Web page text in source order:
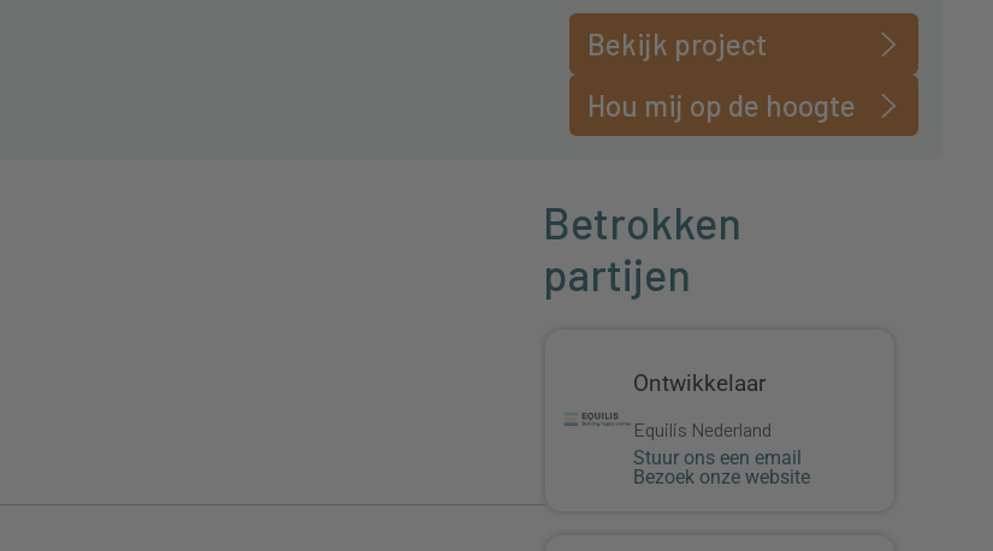
Bekijk project
Hou mij op de hoogte
Betrokken
partijen
Ontwikkelaar
Equilis Nederland
Stuur ons een email
Bezoek onze website